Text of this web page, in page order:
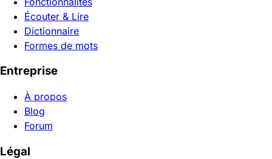
Écouter & Lire
Dictionnaire
Formes de mots
Entreprise
À propos
Blog
Forum
Légal